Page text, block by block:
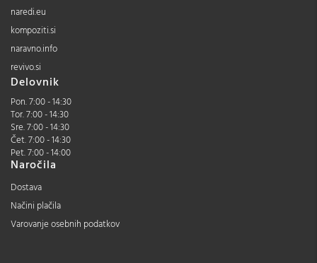
naredi.eu
kompoziti.si
naravno.info
revivo.si
Delovnik
Pon. 7:00 - 14:30
Tor. 7:00 - 14:30
Sre. 7:00 - 14:30
Čet. 7:00 - 14:30
Pet. 7:00 - 14:00
Naročila
Dostava
Načini plačila
Varovanje osebnih podatkov